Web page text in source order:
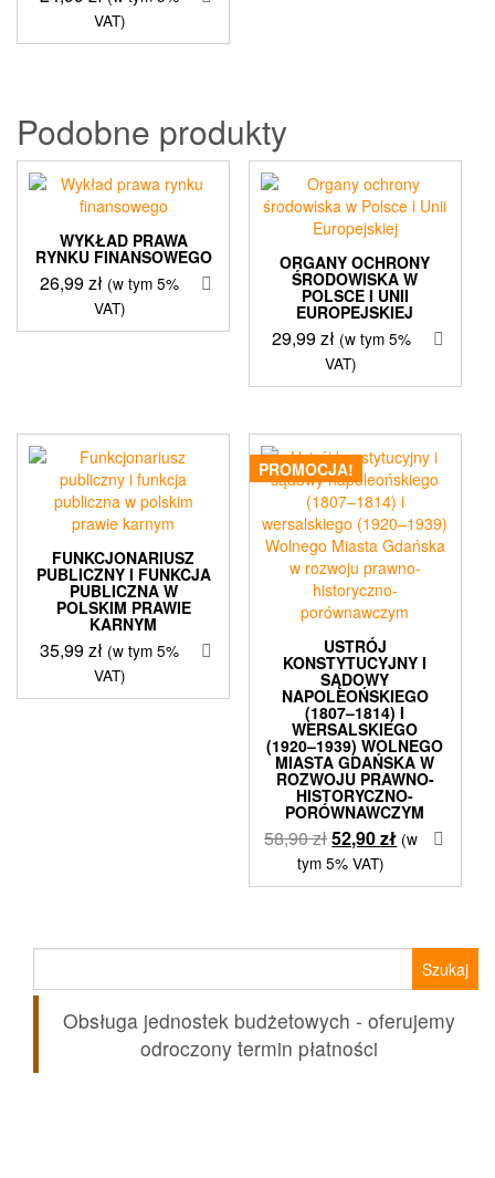
VAT)
Podobne produkty
WYKŁAD PRAWA
RYNKU FINANSOWEGO
26,99zł (w tym 5%
VAT)
ORGANY OCHRONY
ŚRODOWISKA W
POLSCE I UNII
EUROPEJSKIEJ
29,99zł (w tym 5%
VAT)
FUNKCJONARIUSZ
PUBLICZNY I FUNKCJA
PUBLICZNA W
POLSKIM PRAWIE
KARNYM
35,99zł (w tym 5%
VAT)
PROMOCJA!
USTRÓJ
KONSTYTUCYJNY I
SĄDOWY
NAPOLEOŃSKIEGO
(1807–1814) I
WERSALSKIEGO
(1920–1939) WOLNEGO
MIASTA GDAŃSKA W
ROZWOJU PRAWNO-
HISTORYCZNO-
PORÓWNAWCZYM
58,90złPierwotna
cena
wynosiła:
52,90złAktualna
wynosi:
(w
tym 5% VAT)
Obsługa jednostek budżetowych - oferujemy
odroczony termin płatności